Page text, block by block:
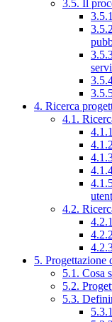
3.5. Il
4. Ricerca
4.1.
4.2.
5. Progettazione
5.1. Cosa
5.2.
5.3.